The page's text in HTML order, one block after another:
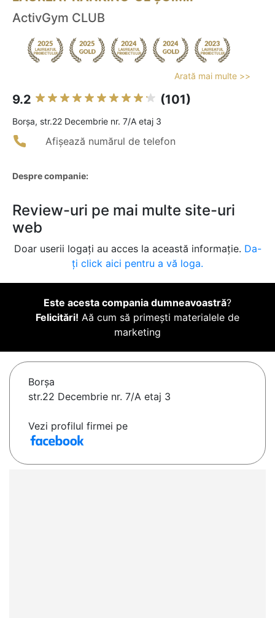
ActivGym CLUB
Arată mai multe >>
9.2 (101)
Borşa, str.22 Decembrie nr. 7/A etaj 3
Afișează numărul de telefon
Despre companie:
Review-uri pe mai multe site-uri
web
Doar userii logați au acces la această informație. Da-
ți click aici pentru a vă loga.
Este acesta compania dumneavoastră?
Felicitări! Aă cum să primești materialele de
marketing
Borşa
str.22 Decembrie nr. 7/A etaj 3
Vezi profilul firmei pe